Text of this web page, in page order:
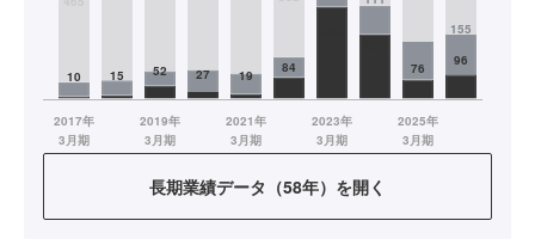
長期業績データ（58年）を開く